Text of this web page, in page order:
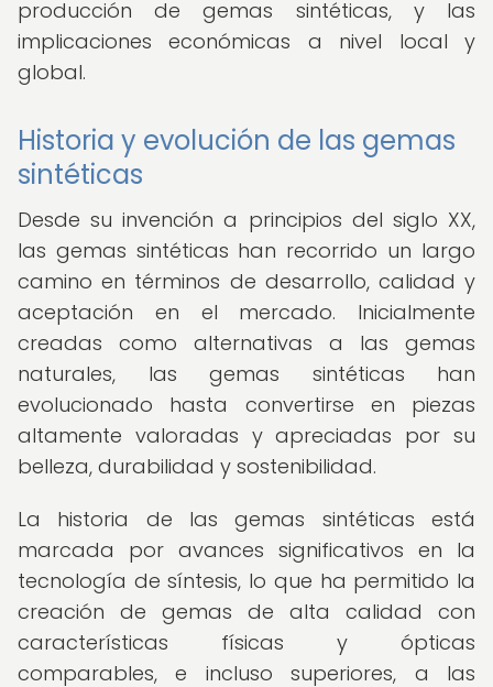
producción de gemas sintéticas, y las
implicaciones económicas a nivel local y
global.
Historia y evolución de las gemas
sintéticas
Desde su invención a principios del siglo XX,
las gemas sintéticas han recorrido un largo
camino en términos de desarrollo, calidad y
aceptación en el mercado. Inicialmente
creadas como alternativas a las gemas
naturales, las gemas sintéticas han
evolucionado hasta convertirse en piezas
altamente valoradas y apreciadas por su
belleza, durabilidad y sostenibilidad.
La historia de las gemas sintéticas está
marcada por avances significativos en la
tecnología de síntesis, lo que ha permitido la
creación de gemas de alta calidad con
características físicas y ópticas
comparables, e incluso superiores, a las